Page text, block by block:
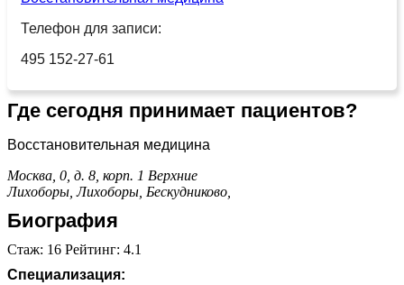
Телефон для записи:
495 152-27-61
Где сегодня принимает пациентов?
Восстановительная медицина
Москва, 0, д. 8, корп. 1 Верхние
Лихоборы,Лихоборы, Бескудниково,
Биография
Стаж: 16 Рейтинг: 4.1
Специализация: